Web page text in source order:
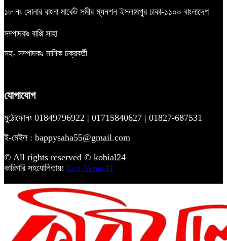
১৮ নং সোনার বাংলা মার্কেট সমীর ম্যনশন ইসলামপুর ঢাকা-১১০০ বাংলাদেশ
সম্পাদকঃ বাপ্পি সাহা
সহ- সম্পাদকঃ মানিক চক্রবর্তী
যোগাযোগ
মুঠোফোনঃ 01849796922 | 01715840627 | 01827-687531
ই-মেইল : bappysaha55@gmail.com
© All rights reserved © kobial24
কারিগরি সহযোগিতায়ঃ Eco Verse IT